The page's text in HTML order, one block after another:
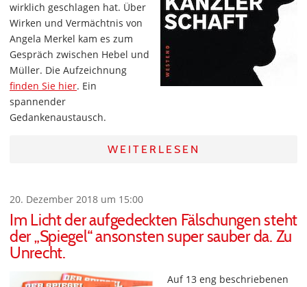
wirklich geschlagen hat. Über
Wirken und Vermächtnis von
Angela Merkel kam es zum
Gespräch zwischen Hebel und
Müller. Die Aufzeichnung
finden Sie hier. Ein
spannender
Gedankenaustausch.
WEITERLESEN
20. Dezember 2018 um 15:00
Im Licht der aufgedeckten Fälschungen steht
der „Spiegel“ ansonsten super sauber da. Zu
Unrecht.
Auf 13 eng beschriebenen